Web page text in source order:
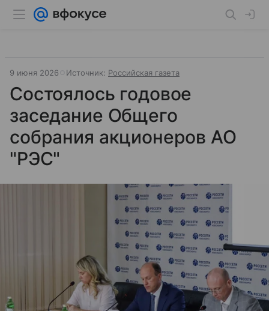
9 июня 2026 Источник: Российская газета
Состоялось годовое
заседание Общего
собрания акционеров АО
"РЭС"